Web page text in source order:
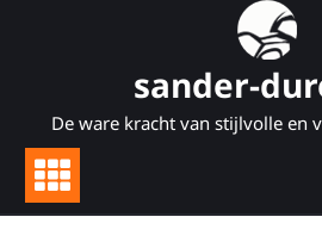
sander-
De ware kracht van stijlvolle en